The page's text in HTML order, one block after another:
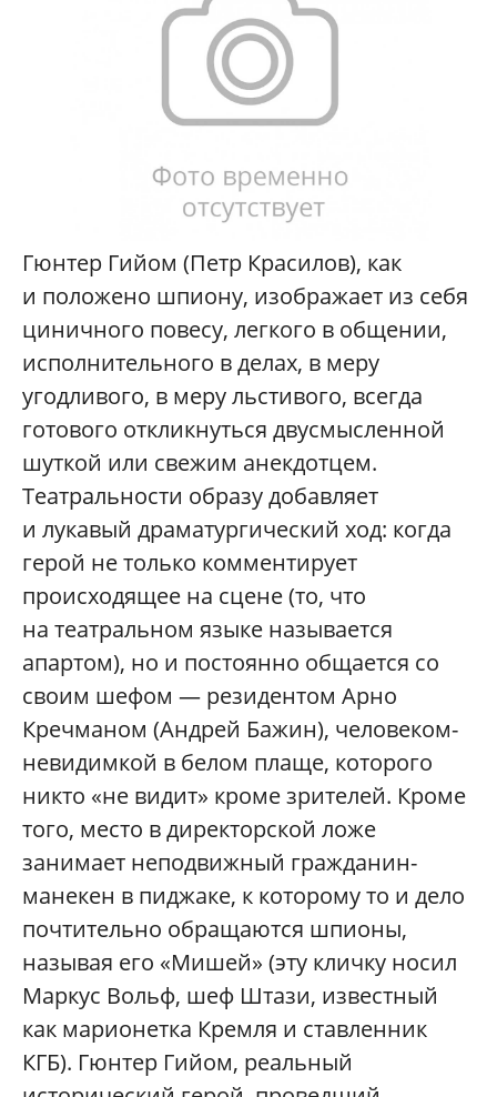
Гюнтер Гийом (Петр Красилов), как
и положено шпиону, изображает из себя
циничного повесу, легкого в общении,
исполнительного в делах, в меру
угодливого, в меру льстивого, всегда
готового откликнуться двусмысленной
шуткой или свежим анекдотцем.
Театральности образу добавляет
и лукавый драматургический ход: когда
герой не только комментирует
происходящее на сцене (то, что
на театральном языке называется
апартом), но и постоянно общается со
своим шефом — резидентом Арно
Кречманом (Андрей Бажин), человеком-
невидимкой в белом плаще, которого
никто «не видит» кроме зрителей. Кроме
того, место в директорской ложе
занимает неподвижный гражданин-
манекен в пиджаке, к которому то и дело
почтительно обращаются шпионы,
называя его «Мишей» (эту кличку носил
Маркус Вольф, шеф Штази, известный
как марионетка Кремля и ставленник
КГБ). Гюнтер Гийом, реальный